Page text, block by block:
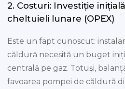
2. Costuri: Investiție inițială
cheltuieli lunare (OPEX)
Este un fapt cunoscut:
căldură necesită un buget
centrală pe gaz. Totuși,
favoarea pompei de căldură